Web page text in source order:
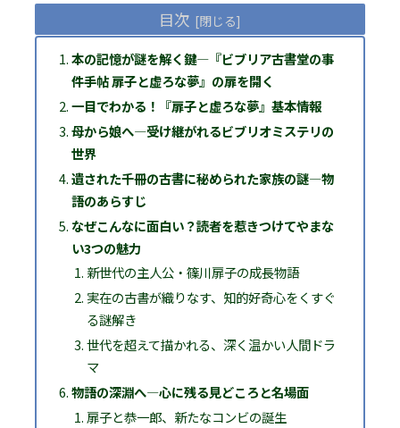
目次
本の記憶が謎を解く鍵―『ビブリア古書堂の事
件手帖 扉子と虚ろな夢』の扉を開く
一目でわかる！『扉子と虚ろな夢』基本情報
母から娘へ―受け継がれるビブリオミステリの
世界
遺された千冊の古書に秘められた家族の謎―物
語のあらすじ
なぜこんなに面白い？読者を惹きつけてやまな
い3つの魅力
新世代の主人公・篠川扉子の成長物語
実在の古書が織りなす、知的好奇心をくすぐ
る謎解き
世代を超えて描かれる、深く温かい人間ドラ
マ
物語の深淵へ―心に残る見どころと名場面
扉子と恭一郎、新たなコンビの誕生